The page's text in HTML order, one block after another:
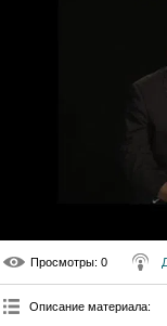
Просмотры: 0
Описание материала: